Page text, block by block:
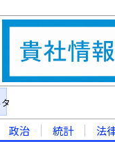
政治 統計 法